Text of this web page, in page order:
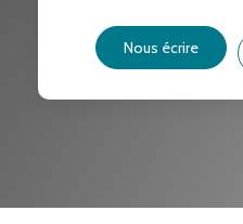
RÉSULTATS DES LYCÉES
Nous écrire